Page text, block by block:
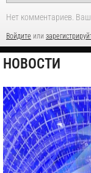
Нет комментариев.
Войдите или
НОВОСТИ